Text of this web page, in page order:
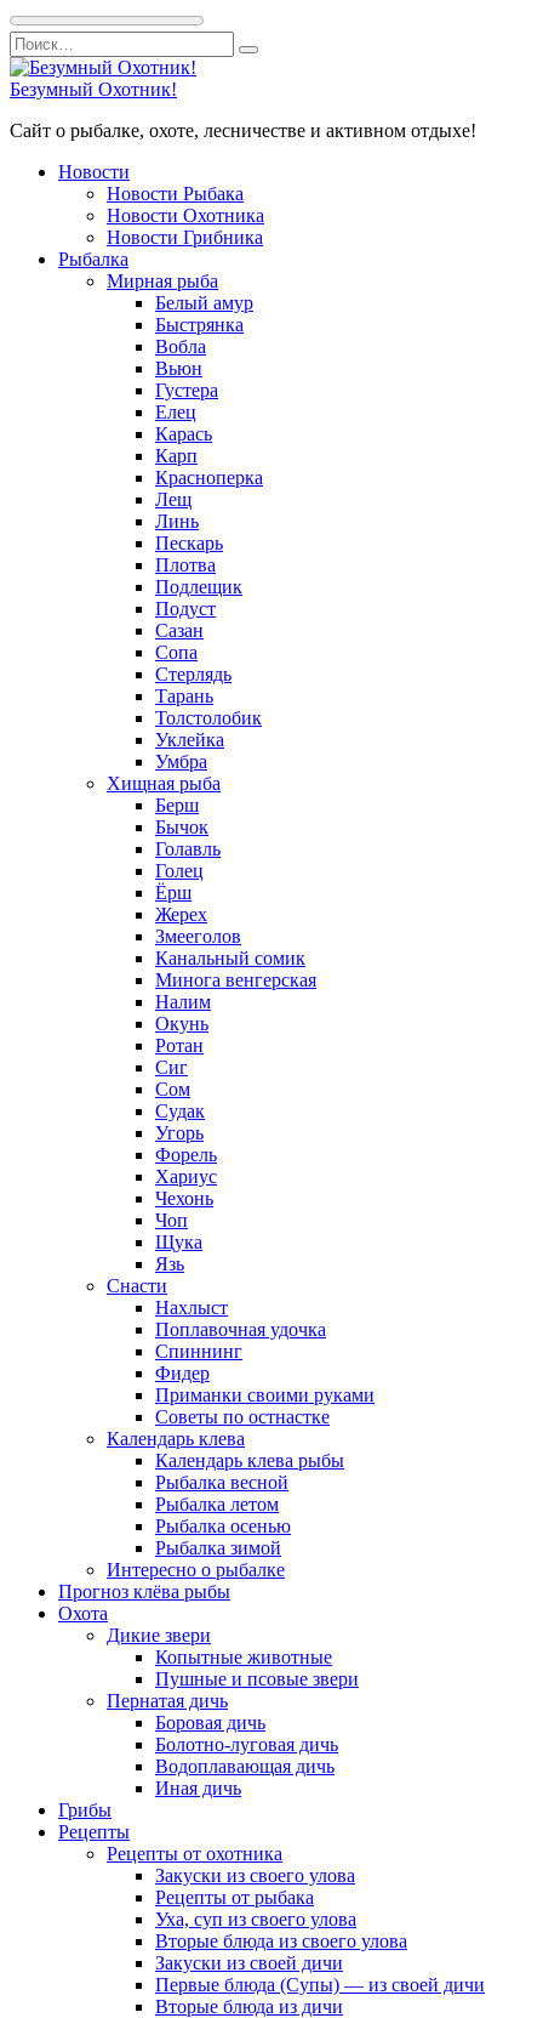
Перейти
к
содержанию
Search
for:
Безумный Охотник!
Сайт о рыбалке, охоте, лесничестве и активном отдыхе!
Новости
Новости Рыбака
Новости Охотника
Новости Грибника
Рыбалка
Мирная рыба
Белый амур
Быстрянка
Вобла
Вьюн
Густера
Елец
Карась
Карп
Красноперка
Лещ
Линь
Пескарь
Плотва
Подлещик
Подуст
Сазан
Сопа
Стерлядь
Тарань
Толстолобик
Уклейка
Умбра
Хищная рыба
Берш
Бычок
Голавль
Голец
Ёрш
Жерех
Змееголов
Канальный сомик
Минога венгерская
Налим
Окунь
Ротан
Сиг
Сом
Судак
Угорь
Форель
Хариус
Чехонь
Чоп
Щука
Язь
Снасти
Нахлыст
Поплавочная удочка
Спиннинг
Фидер
Приманки своими руками
Советы по остнастке
Календарь клева
Календарь клева рыбы
Рыбалка весной
Рыбалка летом
Рыбалка осенью
Рыбалка зимой
Интересно о рыбалке
Прогноз клёва рыбы
Охота
Дикие звери
Копытные животные
Пушные и псовые звери
Пернатая дичь
Боровая дичь
Болотно-луговая дичь
Водоплавающая дичь
Иная дичь
Грибы
Рецепты
Рецепты от охотника
Закуски из своего улова
Рецепты от рыбака
Уха, суп из своего улова
Вторые блюда из своего улова
Закуски из своей дичи
Первые блюда (Супы) — из своей дичи
Вторые блюда из дичи